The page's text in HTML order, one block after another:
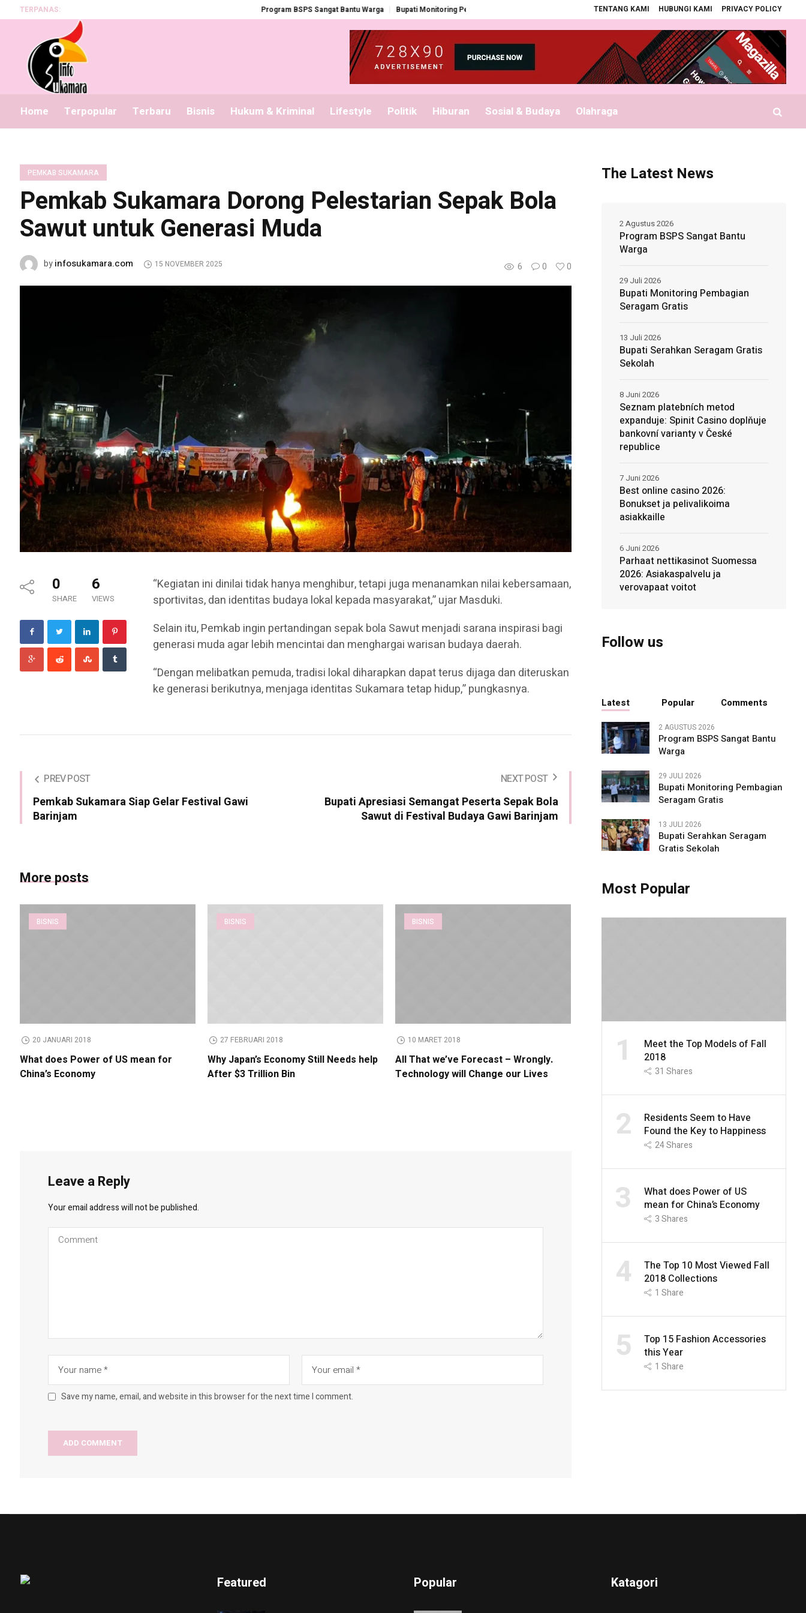
TENTANG KAMI HUBUNGI KAMI PRIVACY POLICY
TERPANAS: Program BSPS Sangat Bantu Warga Bupati Monitoring Pembagian Seragam Gratis Bupati Serahkan Seragam Gratis Sekolah Seznam platebních metod
Home Terpopular Terbaru Bisnis Hukum & Kriminal Lifestyle Politik Hiburan Sosial & Budaya Olahraga
PEMKAB SUKAMARA
Pemkab Sukamara Dorong Pelestarian Sepak Bola
Sawut untuk Generasi Muda
6 0 0
byinfosukamara.com 15 NOVEMBER 2025
0
SHARE
6
VIEWS
“Kegiatan ini dinilai tidak hanya menghibur, tetapi juga menanamkan nilai kebersamaan,
sportivitas, dan identitas budaya lokal kepada masyarakat,” ujar Masduki.
Selain itu, Pemkab ingin pertandingan sepak bola Sawut menjadi sarana inspirasi bagi
generasi muda agar lebih mencintai dan menghargai warisan budaya daerah.
“Dengan melibatkan pemuda, tradisi lokal diharapkan dapat terus dijaga dan diteruskan
ke generasi berikutnya, menjaga identitas Sukamara tetap hidup,” pungkasnya.
PREV POST
Pemkab Sukamara Siap Gelar Festival Gawi
Barinjam
NEXT POST
Bupati Apresiasi Semangat Peserta Sepak Bola
Sawut di Festival Budaya Gawi Barinjam
More posts
BISNIS
20 JANUARI 2018
What does Power of US mean for
China’s Economy
BISNIS
27 FEBRUARI 2018
Why Japan’s Economy Still Needs help
After $3 Trillion Bin
BISNIS
10 MARET 2018
All That we’ve Forecast – Wrongly.
Technology will Change our Lives
Leave a Reply
Your email address will not be published.
Save my name, email, and website in this browser for the next time I comment.
The Latest News
Program BSPS Sangat Bantu
Warga
2 Agustus 2026
Bupati Monitoring Pembagian
Seragam Gratis
29 Juli 2026
Bupati Serahkan Seragam Gratis
Sekolah
13 Juli 2026
Seznam platebních metod
expanduje: Spinit Casino doplňuje
bankovní varianty v České
republice
8 Juni 2026
Best online casino 2026:
Bonukset ja pelivalikoima
asiakkaille
7 Juni 2026
Parhaat nettikasinot Suomessa
2026: Asiakaspalvelu ja
verovapaat voitot
6 Juni 2026
Follow us
Latest Popular Comments
2 AGUSTUS 2026
Program BSPS Sangat Bantu
Warga
29 JULI 2026
Bupati Monitoring Pembagian
Seragam Gratis
13 JULI 2026
Bupati Serahkan Seragam
Gratis Sekolah
Most Popular
1
Meet the Top Models of Fall
2018
31 Shares
2
Residents Seem to Have
Found the Key to Happiness
24Shares
3
What does Power of US
mean for China’s Economy
3Shares
4
The Top 10 Most Viewed Fall
2018 Collections
1 Share
5
Top 15 Fashion Accessories
this Year
1 Share
Featured Popular Katagori